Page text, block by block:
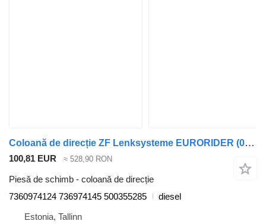
Coloană de direcție ZF Lenksysteme EURORIDER (01.01-) 7360974124 pentru autobuz Irisbus Access, Evadys, Axer, Karosa, Recreo, Domino, Agora, Citelis, Eurorider (1999-)
100,81 EUR ≈ 528,90 RON
Piesă de schimb - coloană de direcție
7360974124 736974145 500355285
diesel
Estonia, Tallinn